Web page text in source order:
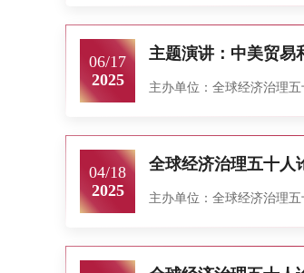
06/17
2025
主题演讲：中美贸易
主办单位：全球经济治理
04/18
2025
全球经济治理五十人
主办单位：全球经济治理